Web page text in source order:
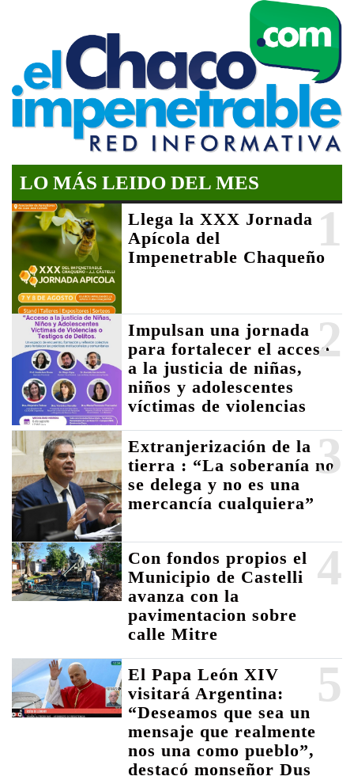
LO MÁS LEIDO DEL MES
1
Llega la XXX Jornada
Apícola del
Impenetrable Chaqueño
2
Impulsan una jornada
para fortalecer el acceso
a la justicia de niñas,
niños y adolescentes
víctimas de violencias
3
Extranjerización de la
tierra : “La soberanía no
se delega y no es una
mercancía cualquiera”
4
Con fondos propios el
Municipio de Castelli
avanza con la
pavimentacion sobre
calle Mitre
5
El Papa León XIV
visitará Argentina:
“Deseamos que sea un
mensaje que realmente
nos una como pueblo”,
destacó monseñor Dus